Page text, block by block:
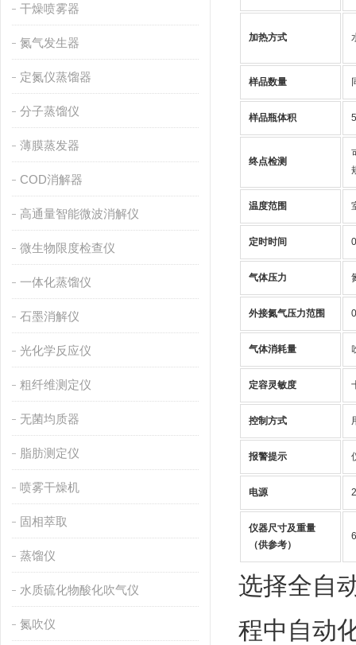
干燥喷雾器
氮气发生器
定氮仪蒸馏器
分子蒸馏仪
薄膜蒸发器
COD消解器
高通量智能微波消解仪
微生物限度检查仪
一体化蒸馏仪
石墨消解仪
光化学反应仪
粗纤维测定仪
无菌均质器
脂肪测定仪
喷雾干燥机
固相萃取
蒸馏仪
水质硫化物酸化吹气仪
氮吹仪
加热方式
样品数量
样品瓶体积
终点检测
温度范围
定时时间
气体压力
外接氮气压力范围
气体消耗量
定容灵敏度
控制方式
报警提示
电源
仪器尺寸及重量
（供参考）
选择全自
程中自动